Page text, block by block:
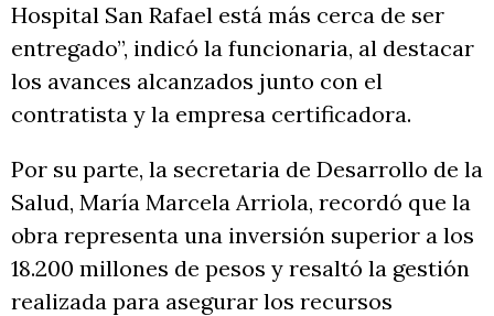
Hospital San Rafael está más cerca de ser
entregado”, indicó la funcionaria, al destacar
los avances alcanzados junto con el
contratista y la empresa certificadora.
Por su parte, la secretaria de Desarrollo de la
Salud, María Marcela Arriola, recordó que la
obra representa una inversión superior a los
18.200 millones de pesos y resaltó la gestión
realizada para asegurar los recursos